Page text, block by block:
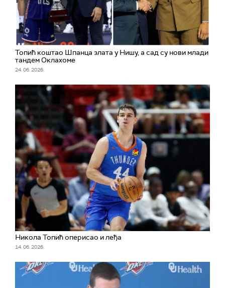
Топић коштао Шпанца злата у Нишу, а сад су нови млади
тандем Оклахоме
24. 06. 2026.
Никола Топић оперисао и леђа
14. 06. 2026.